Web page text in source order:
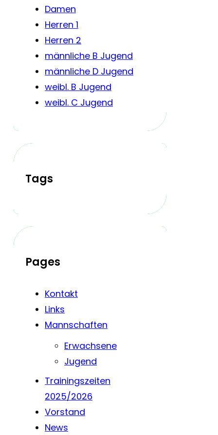
Damen
Herren 1
Herren 2
männliche B Jugend
männliche D Jugend
weibl. B Jugend
weibl. C Jugend
Tags
Pages
Kontakt
Links
Mannschaften
Erwachsene
Jugend
Trainingszeiten
2025/2026
Vorstand
News